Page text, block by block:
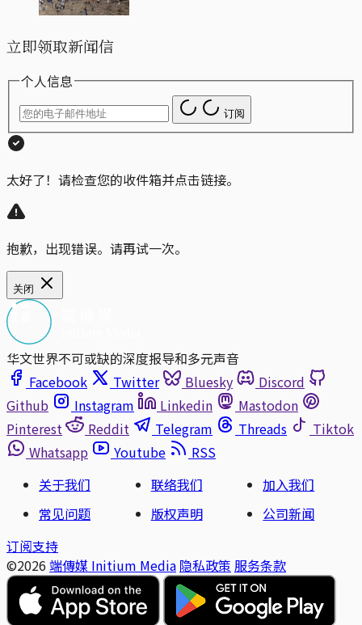
立即领取新闻信
个人信息
订阅
太好了！请检查您的收件箱并点击链接。
抱歉，出现错误。请再试一次。
关闭
华文世界不可或缺的深度报导和多元声音
Facebook
Twitter Bluesky
Discord
Github
Instagram Linkedin
Mastodon
Pinterest
Reddit Telegram Threads
Tiktok
Whatsapp
Youtube
RSS
关于我们
联络我们
加入我们
常见问题
版权声明
公司新闻
订阅支持
©2026 端傳媒 Initium Media 隐私政策 服务条款